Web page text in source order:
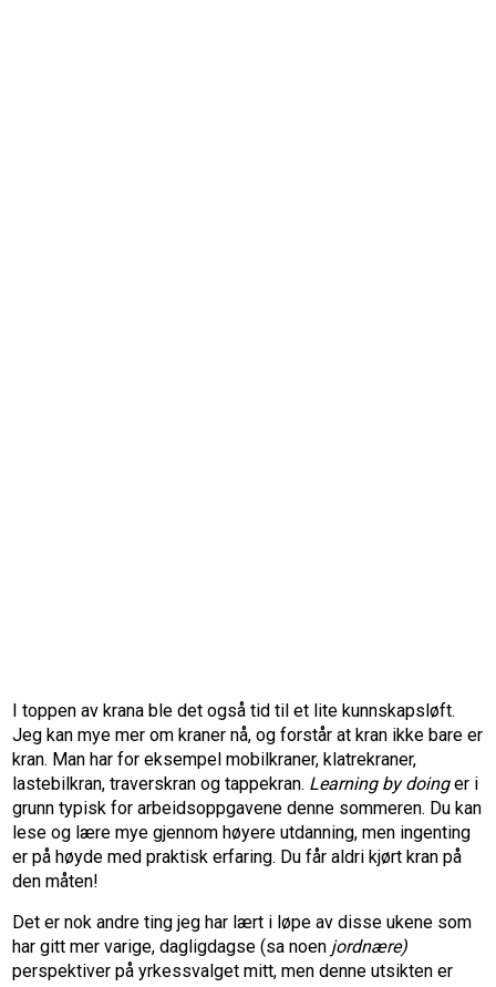
I toppen av krana ble det også tid til et lite kunnskapsløft.
Jeg kan mye mer om kraner nå, og forstår at kran ikke bare er
kran. Man har for eksempel mobilkraner, klatrekraner,
lastebilkran, traverskran og tappekran. Learning by doinger i
grunn typisk for arbeidsoppgavene denne sommeren. Du kan
lese og lære mye gjennom høyere utdanning, men ingenting
er på høyde med praktisk erfaring. Du får aldri kjørt kran på
den måten!
Det er nok andre ting jeg har lært i løpe av disse ukene som
har gitt mer varige, dagligdagse (sa noen jordnære)
perspektiver på yrkessvalget mitt, men denne utsikten er